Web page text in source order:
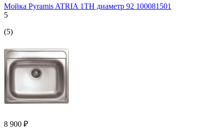
Мойка Pyramis ATRIA 1TH диаметр 92 100081501
5
(5)
8 900 ₽